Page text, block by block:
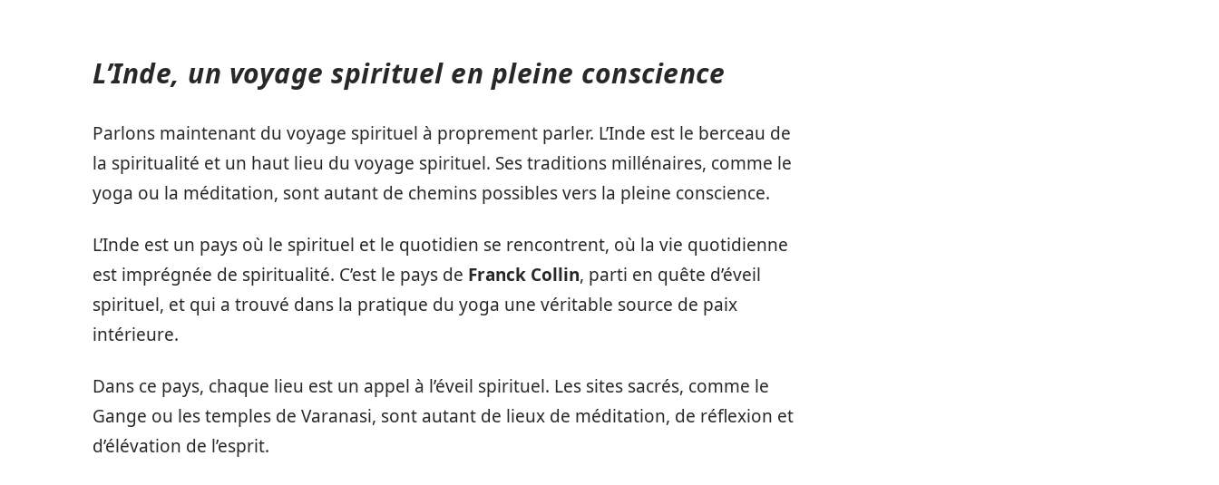
L’Inde, un voyage spirituel en pleine conscience
Parlons maintenant du voyage spirituel à proprement parler. L’Inde est le berceau de
la spiritualité et un haut lieu du voyage spirituel. Ses traditions millénaires, comme le
yoga ou la méditation, sont autant de chemins possibles vers la pleine conscience.
L’Inde est un pays où le spirituel et le quotidien se rencontrent, où la vie quotidienne
est imprégnée de spiritualité. C’est le pays de Franck Collin, parti en quête d’éveil
spirituel, et qui a trouvé dans la pratique du yoga une véritable source de paix
intérieure.
Dans ce pays, chaque lieu est un appel à l’éveil spirituel. Les sites sacrés, comme le
Gange ou les temples de Varanasi, sont autant de lieux de méditation, de réflexion et
d’élévation de l’esprit.